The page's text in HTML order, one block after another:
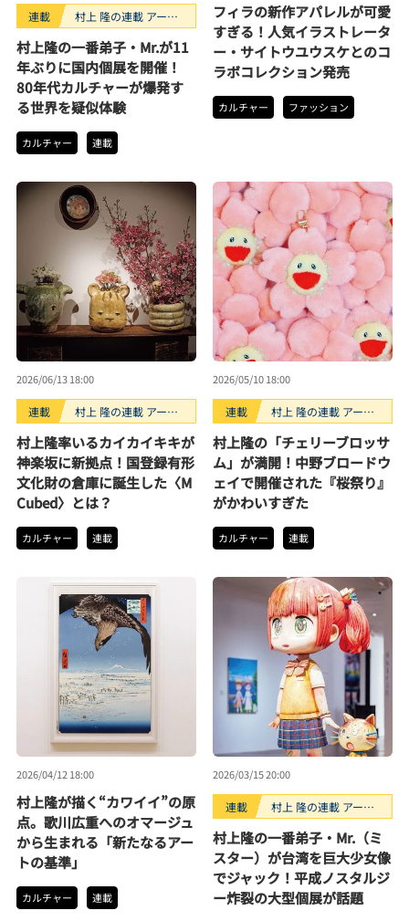
連載
村上 隆の連載 アーテ
村上隆の一番弟子・Mr.が11
年ぶりに国内個展を開催！
80年代カルチャーが爆発す
る世界を疑似体験
カルチャー 連載
フィラの新作アパレルが可愛
すぎる！人気イラストレータ
ー・サイトウユウスケとのコ
ラボコレクション発売
カルチャー ファッション
2026/06/13 18:00
連載
村上 隆の連載 アーテ
村上隆率いるカイカイキキが
神楽坂に新拠点！国登録有形
文化財の倉庫に誕生した〈M
Cubed〉とは？
カルチャー 連載
2026/05/10 18:00
連載
村上 隆の連載 アーテ
村上隆の「チェリーブロッサ
ム」が満開！中野ブロードウ
ェイで開催された『桜祭り』
がかわいすぎた
カルチャー 連載
2026/04/12 18:00
村上隆が描く“カワイイ”の原
点。歌川広重へのオマージュ
から生まれる「新たなるアー
トの基準」
カルチャー 連載
2026/03/15 20:00
連載
村上 隆の連載 アーテ
村上隆の一番弟子・Mr.（ミ
スター）が台湾を巨大少女像
でジャック！平成ノスタルジ
ー炸裂の大型個展が話題